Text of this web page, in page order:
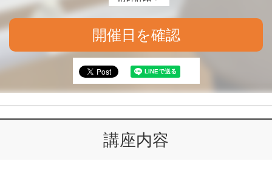
開催日を確認
講座内容